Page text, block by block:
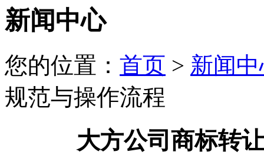
新闻中心
您的位置： 首页 > 新闻
规范与操作流程
大方公司商标转